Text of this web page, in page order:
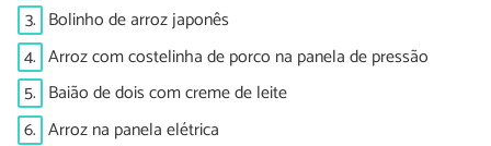
3. Bolinho de arroz japonês
4. Arroz com costelinha de porco na panela de pressão
5. Baião de dois com creme de leite
6. Arroz na panela elétrica